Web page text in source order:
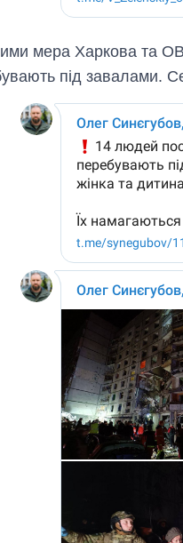
мера Харкова та
під завалами.